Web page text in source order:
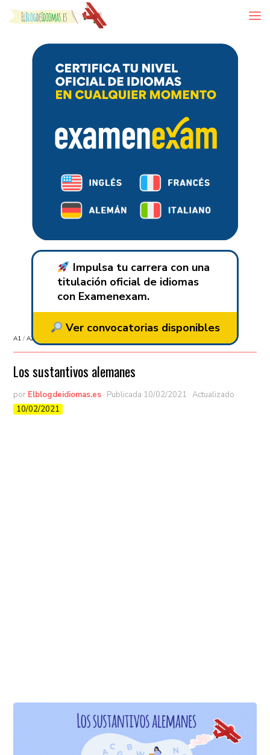
Skip to content
Impulsa tu carrera con una
titulación oficial de idiomas
con Examenexam.
Ver convocatorias disponibles
A1 / A2
Los sustantivos alemanes
por Elblogdeidiomas.es · Publicada 10/02/2021 · Actualizado
10/02/2021